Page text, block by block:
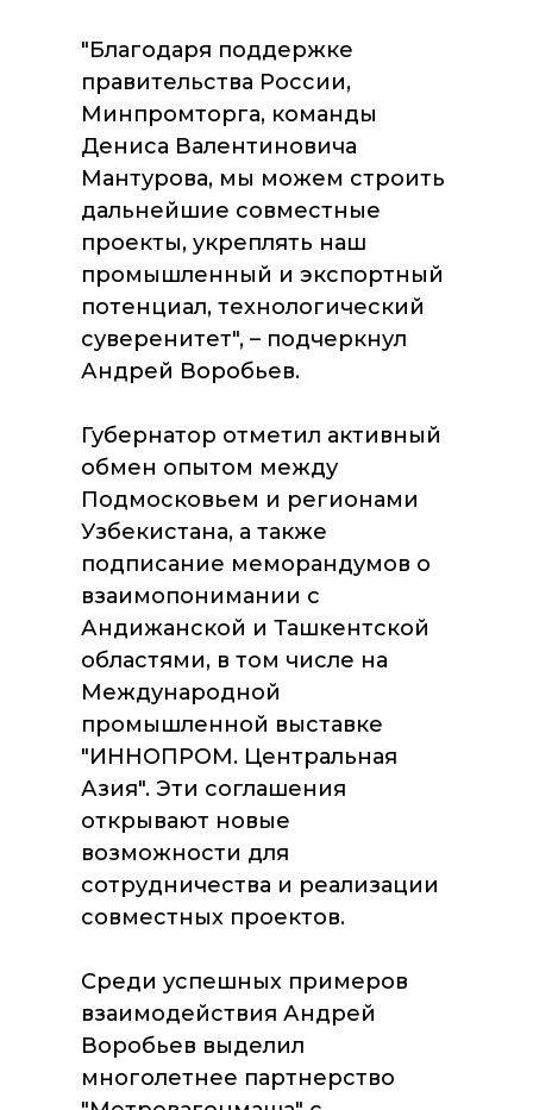
"Благодаря поддержке
правительства России,
Минпромторга, команды
Дениса Валентиновича
Мантурова, мы можем строить
дальнейшие совместные
проекты, укреплять наш
промышленный и экспортный
потенциал, технологический
суверенитет", – подчеркнул
Андрей Воробьев.
Губернатор отметил активный
обмен опытом между
Подмосковьем и регионами
Узбекистана, а также
подписание меморандумов о
взаимопонимании с
Андижанской и Ташкентской
областями, в том числе на
Международной
промышленной выставке
"ИННОПРОМ. Центральная
Азия". Эти соглашения
открывают новые
возможности для
сотрудничества и реализации
совместных проектов.
Среди успешных примеров
взаимодействия Андрей
Воробьев выделил
многолетнее партнерство